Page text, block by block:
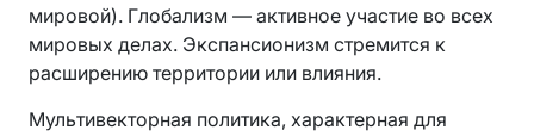
мировой). Глобализм — активное участие во всех
мировых делах. Экспансионизм стремится к
расширению территории или влияния.
Мультивекторная политика, характерная для